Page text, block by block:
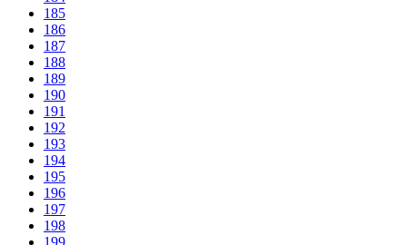
185
186
187
188
189
190
191
192
193
194
195
196
197
198
199